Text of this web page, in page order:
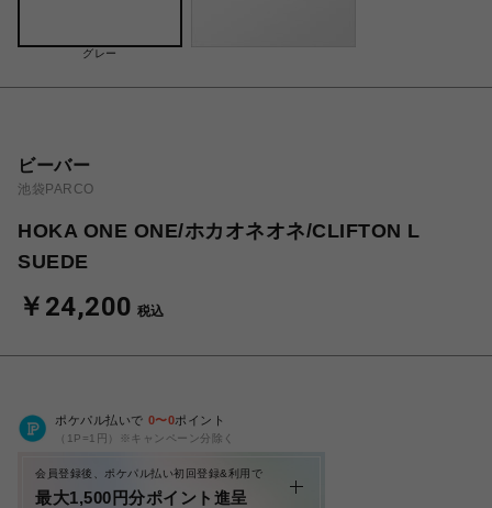
グレー
ビーバー
池袋PARCO
HOKA ONE ONE/ホカオネオネ/CLIFTON L
SUEDE
￥24,200 税込
ポケパル払いで 0〜0ポイント
（1P=1円）※キャンペーン分除く
会員登録後、ポケパル払い初回登録&利用で
最大1,500円分ポイント進呈